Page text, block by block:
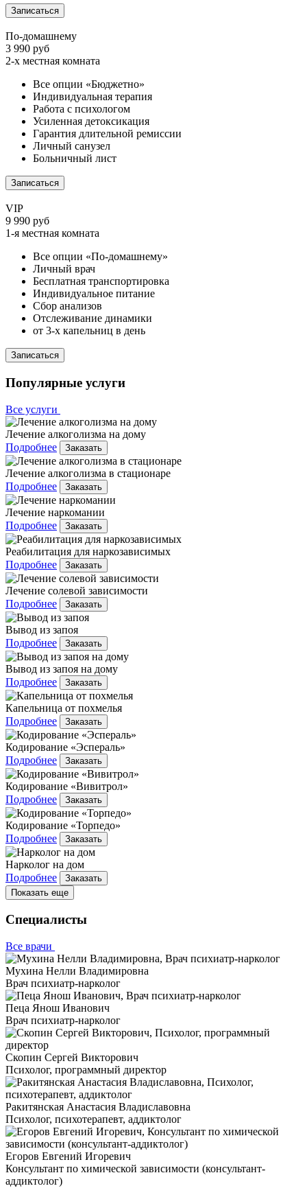
Записаться
По-домашнему
3 990 руб
2-х местная комната
Все опции «Бюджетно»
Индивидуальная терапия
Работа с психологом
Усиленная детоксикация
Гарантия длительной ремиссии
Личный санузел
Больничный лист
Записаться
VIP
9 990 руб
1-я местная комната
Все опции «По-домашнему»
Личный врач
Бесплатная транспортировка
Индивидуальное питание
Сбор анализов
Отслеживание динамики
от 3-х капельниц в день
Записаться
Популярные услуги
Все услуги
Лечение алкоголизма на дому
Подробнее
Заказать
Лечение алкоголизма в стационаре
Подробнее
Заказать
Лечение наркомании
Подробнее
Заказать
Реабилитация для наркозависимых
Подробнее
Заказать
Лечение солевой зависимости
Подробнее
Заказать
Вывод из запоя
Подробнее
Заказать
Вывод из запоя на дому
Подробнее
Заказать
Капельница от похмелья
Подробнее
Заказать
Кодирование «Эспераль»
Подробнее
Заказать
Кодирование «Вивитрол»
Подробнее
Заказать
Кодирование «Торпедо»
Подробнее
Заказать
Нарколог на дом
Подробнее
Заказать
Показать еще
Специалисты
Все врачи
Мухина Нелли Владимировна
Врач психиатр-нарколог
Пеца Янош Иванович
Врач психиатр-нарколог
Скопин Сергей Викторович
Психолог, программный директор
Ракитянская Анастасия Владиславовна
Психолог, психотерапевт, аддиктолог
Егоров Евгений Игоревич
Консультант по химической зависимости (консультант-
аддиктолог)